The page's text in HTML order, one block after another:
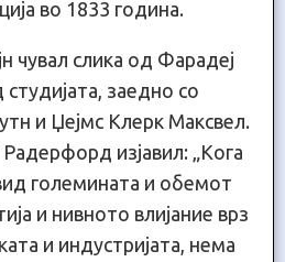
во 1833 година.
чувал слика од Фарадеј
заедно со
и Џејмс Клерк Максвел.
изјавил: „Кога
големината и обемот
и нивното влијание врз
и индустријата, нема